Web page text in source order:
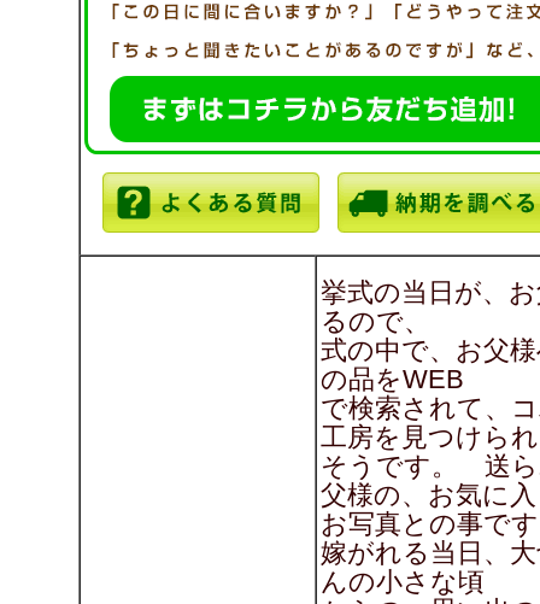
挙式の当日が、
るので、
式の中で、お父
の品をWEB
で検索されて、
工房を見つけら
そうです。 送
父様の、お気に
お写真との事です
嫁がれる当日、
んの小さな頃